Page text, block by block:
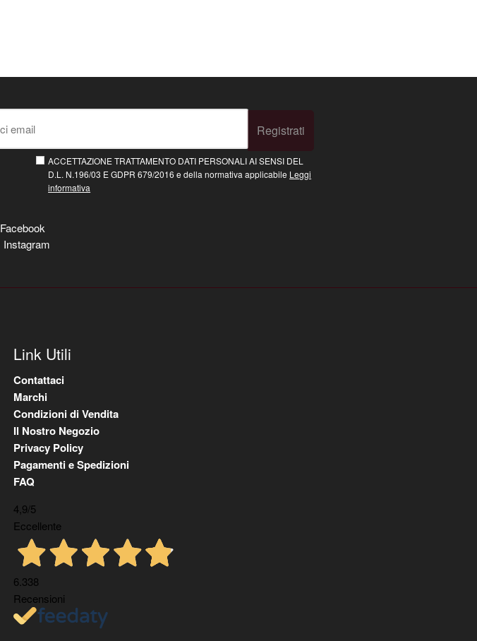
Registrati
ACCETTAZIONE TRATTAMENTO DATI PERSONALI AI SENSI DEL
D.L. N.196/03 E GDPR 679/2016 e della normativa applicabile Leggi
informativa
Facebook
Instagram
Link Utili
Contattaci
Marchi
Condizioni di Vendita
Il Nostro Negozio
Privacy Policy
Pagamenti e Spedizioni
FAQ
4,9/5
Eccellente
6.338
Recensioni